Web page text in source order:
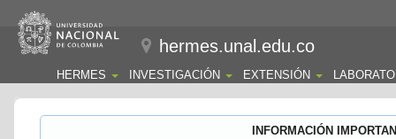
hermes.unal.edu.co
HERMES INVESTIGACIÓN EXTENSIÓN
INFORMACIÓN